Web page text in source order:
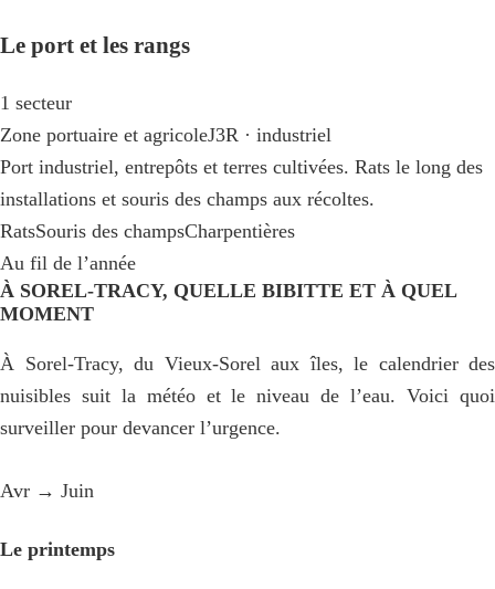
Le port et les rangs
1 secteur
Zone portuaire et agricoleJ3R · industriel
Port industriel, entrepôts et terres cultivées. Rats le long des
installations et souris des champs aux récoltes.
RatsSouris des champsCharpentières
Au fil de l’année
À SOREL-TRACY, QUELLE BIBITTE ET À QUEL
MOMENT
À Sorel-Tracy, du Vieux-Sorel aux îles, le calendrier des
nuisibles suit la météo et le niveau de l’eau. Voici quoi
surveiller pour devancer l’urgence.
Avr → Juin
Le printemps